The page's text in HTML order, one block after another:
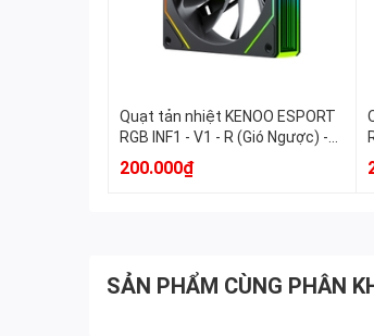
Quạt tản nhiệt KENOO ESPORT
RGB INF1 - V1 - R (Gió Ngược) -
Màu Đen
200.000₫
SẢN PHẨM CÙNG PHÂN